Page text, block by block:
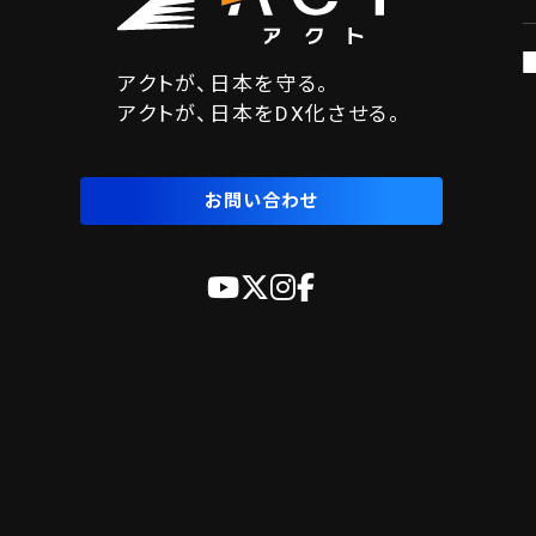
アクトが、日本を守る。
アクトが、日本をDX化させる。
お問い合わせ